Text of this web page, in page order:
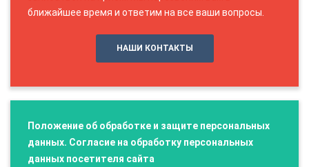
ближайшее время и ответим на все ваши вопросы.
НАШИ КОНТАКТЫ
Положение об обработке и защите персональных
данных. Согласие на обработку персональных
данных посетителя сайта